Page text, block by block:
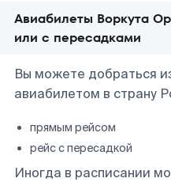
Авиабилеты Воркута
или с пересадками
Вы можете добраться
авиабилетом в страну
прямым рейсом
рейс с пересадкой
Иногда в расписании